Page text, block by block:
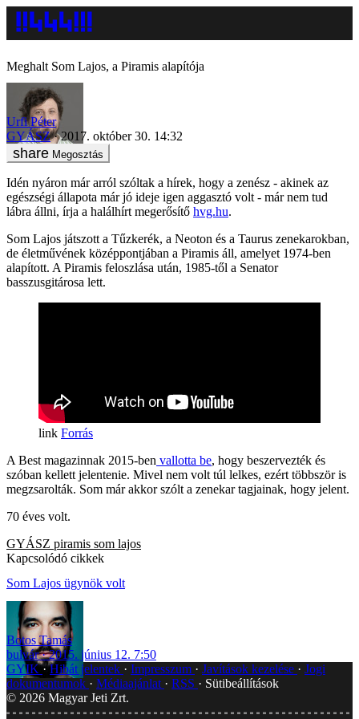
Meghalt Som Lajos, a Piramis alapítója
Urfi Péter
GYÁSZ
2017. október 30. 14:32
Megosztás
Idén nyáron már arról szóltak a hírek, hogy a zenész - akinek az
egészségi állapota már jó ideje igen aggasztó volt - már nem tud
lábra állni, írja a halálhírt megerősítő hvg.hu.
Som Lajos játszott a Tűzkerék, a Neoton és a Taurus zenekarokban,
de életművének középpontjában a Piramis áll, amelyet 1974-ben
alapított. A Piramis feloszlása után, 1985-től a Senator
basszusgitárosa lett.
Forrás
A Best magazinnak 2015-ben vallotta be, hogy beszervezték és
szóban kellett jelentenie. Mivel nem volt túl lelkes, ezért többször is
megzsarolták. Som már akkor szólt a zenekar tagjainak, hogy jelent.
70 éves volt.
GYÁSZ piramis som lajos
Kapcsolódó cikkek
Som Lajos ügynök volt
Botos Tamás
bulvár
2015. június 12. 7:50
GYIK Hibát jelentek Impresszum Javítások kezelése
Jogi
dokumentumok
Médiaajánlat RSS
Sütibeállítások
© 2026 Magyar Jeti Zrt.